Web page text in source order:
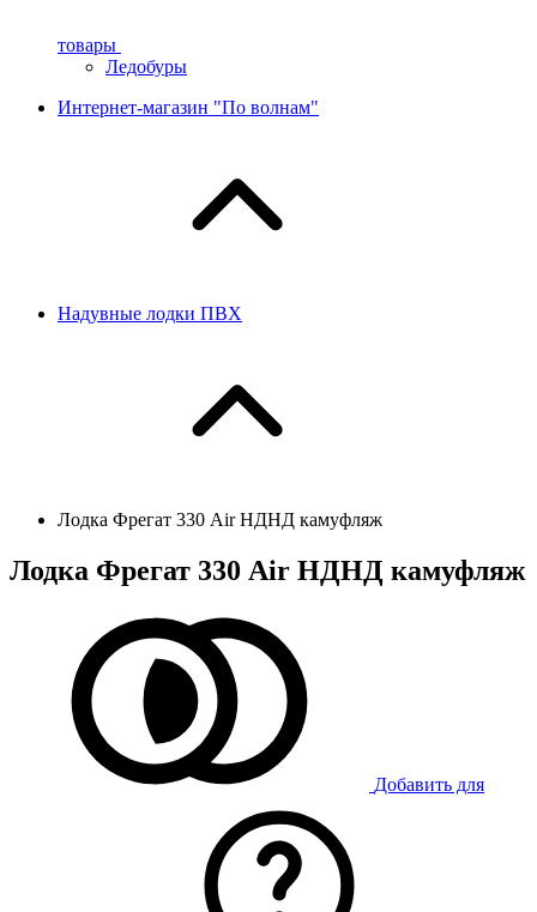
товары
Ледобуры
Интернет-магазин "По волнам"
Надувные лодки ПВХ
Лодка Фрегат 330 Air НДНД камуфляж
Лодка Фрегат 330 Air НДНД камуфляж
Добавить для